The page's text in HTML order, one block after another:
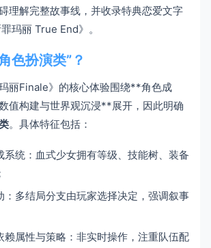
理解完整故事线，并收录特典恋爱文字
玛丽 True End》。
色扮演类”？
玛丽Finale》的核心体验围绕**角色成
值构建与世界观沉浸**展开，因此明确
。具体特征包括：
系统：血式少女拥有等级、技能树、装备
：多结局分支由玩家选择决定，强调叙事
赖属性与策略：非实时操作，注重队伍配